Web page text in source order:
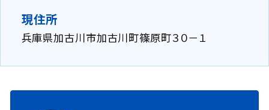
現住所
兵庫県加古川市加古川町篠原町３０－１